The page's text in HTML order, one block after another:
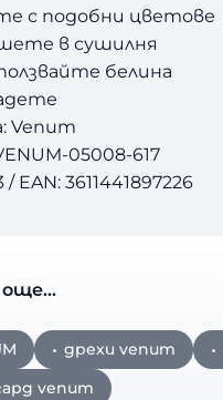
с подобни цветове
в сушилня
белина
Venum
05008-617
/ EAN: 3611441897226
дрехи venum
venum